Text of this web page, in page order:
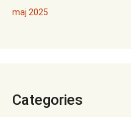
maj 2025
Categories